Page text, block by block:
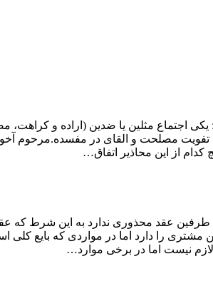
اجتماع مثلین یا ضدین (اراده و
تفویت مصلحت و القای در
از این محاذیر اتفاق…
عقد محذوری ندارد به این شرط که
مشتری را دارد اما در مواردی که بایع
نیست اما در برخی موارد…